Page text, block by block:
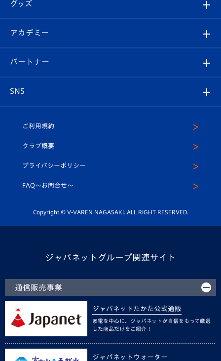
チケット
イベント
メディア
ホームタウン
スタッフプロフィール
マスコット紹介
平和祈念活動
ホームタウン活動
Revive Team
ヴィヴィくんの長崎おもてなしガイド
フォトギャラリー
スタジアムグルメ
V-LOVERS（ファンクラブ）
プレイヤーズスイート
グッズ
オンラインショップ
店舗情報
アカデミー
育成からのお知らせ
U-18
スクール
パートナー
SNS
ヴィヴィくんインスタグラム
公式LINE＠
ご利用規約
クラブ概要
プライバシーポリシー
FAQ〜お問合せ〜
Copyright © V-VAREN NAGASAKI. ALL RIGHT RESERVED.
ジャパネットグループ関連サイト
通信販売事業
ジャパネットたかた公式通販
家電を中心に、ジャパネットが自信をもって厳選
した商品だけをご紹介！
ジャパネットウォーター